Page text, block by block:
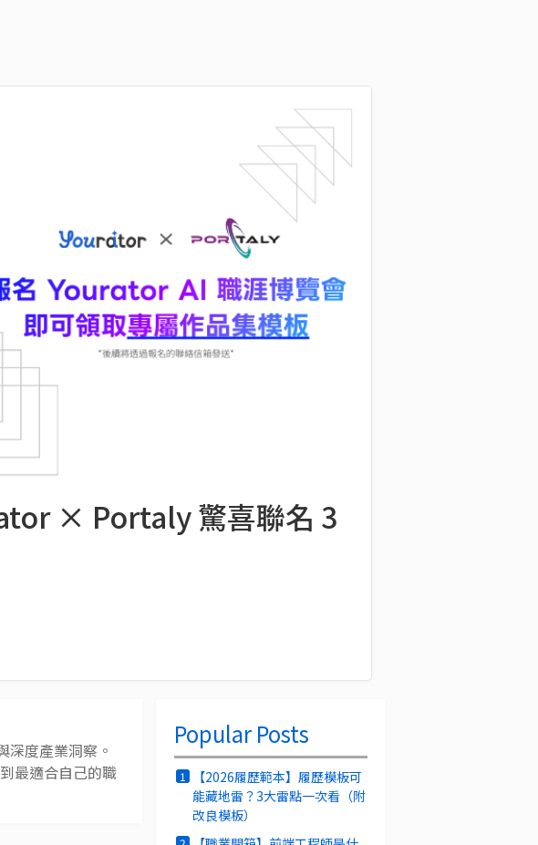
× Portaly 驚喜聯名 3
深度產業洞察。
最適合自己的職
Popular Posts
1
【2026履歷範本】履歷模板可
能藏地雷？3大雷點一次看（附
改良模板）